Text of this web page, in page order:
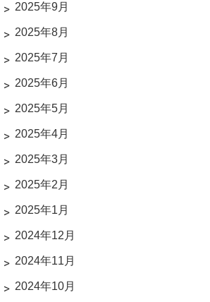
2025年9月
2025年8月
2025年7月
2025年6月
2025年5月
2025年4月
2025年3月
2025年2月
2025年1月
2024年12月
2024年11月
2024年10月